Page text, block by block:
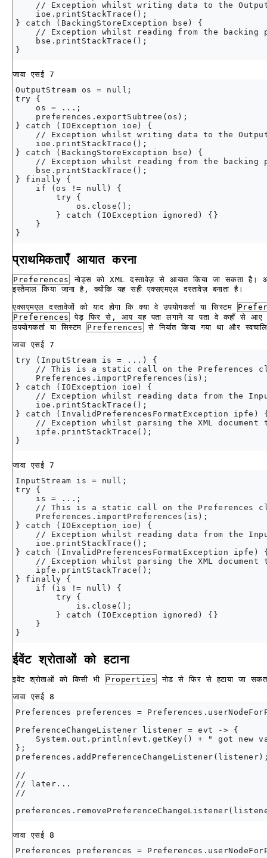
// Exception whilst writing data to the
    ioe.printStackTrace();
} catch (BackingStoreException bse) {
// Exception whilst reading from the backing
    bse.printStackTrace();
जावा एसई 7
OutputStream os = null;
try {
    os = ...;
    preferences.exportSubtree(os);
} catch (IOException ioe) {
// Exception whilst writing data to the
    ioe.printStackTrace();
} catch (BackingStoreException bse) {
// Exception whilst reading from the backing
    bse.printStackTrace();
} finally {
    if (os != null) {
        try {
            os.close();
        } catch (IOException ignored) {}
    }
प्राथमिकताएँ आयात करना
Preferences
नोड्स को XML दस्तावेज़ से आयात किया जा सकता है।
इस्तेमाल किया जाना है, क्योंकि यह सही एक्सएमएल दस्तावेज़ बनाता है।
एक्सएमएल दस्तावेजों को याद होगा कि क्या वे उपयोगकर्ता या सिस्टम
Preferences
पेड़ फिर से, आप यह पता लगाने या पता वे कहाँ से आए
उपयोगकर्ता या सिस्टम
Preferences
से निर्यात किया गया था और
जावा एसई 7
try (InputStream is = ...) {
// This is a static call on the Preferences
    Preferences.importPreferences(is);
} catch (IOException ioe) {
// Exception whilst reading data from the
    ioe.printStackTrace();
} catch (InvalidPreferencesFormatException ipfe)
// Exception whilst parsing the XML document
    ipfe.printStackTrace();
जावा एसई 7
InputStream is = null;
try {
    is = ...;
// This is a static call on the Preferences
    Preferences.importPreferences(is);
} catch (IOException ioe) {
// Exception whilst reading data from the
    ioe.printStackTrace();
} catch (InvalidPreferencesFormatException ipfe)
// Exception whilst parsing the XML document
    ipfe.printStackTrace();
} finally {
    if (is != null) {
        try {
            is.close();
        } catch (IOException ignored) {}
    }
ईवेंट श्रोताओं को हटाना
इवेंट श्रोताओं को किसी भी Properties
नोड से फिर से हटाया जा
जावा एसई 8
Preferences preferences =
PreferenceChangeListener listener = evt -> {
System.out.println(evt.getKey() + " got new
};
//
// later...
//
जावा एसई 8
Preferences preferences =